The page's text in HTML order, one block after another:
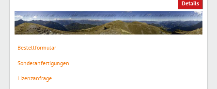
Details
Bestellformular
Sonderanfertigungen
Lizenzanfrage